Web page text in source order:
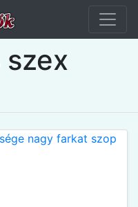
szex